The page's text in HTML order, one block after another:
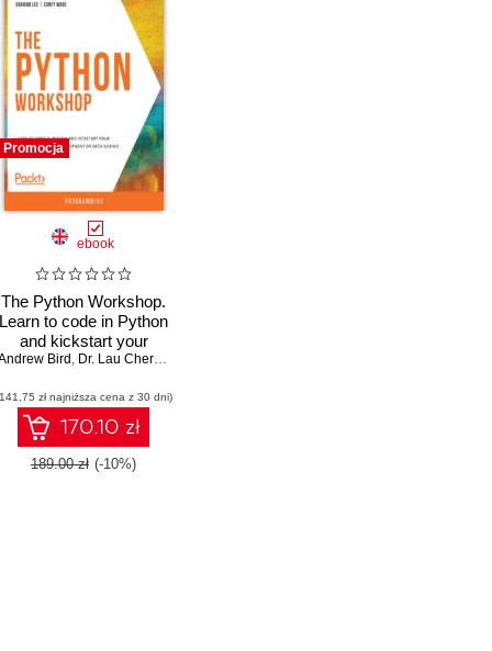
,Graham Lee
Bird,Bharath Chandra K S
Promocja
ebook
The Python Workshop.
Learn to code in Python
and kickstart your
career in software
science
Bird , Dr. Lau Cher Han
zł najniższa cena z 30 dni)
170.10 zł
189.00 zł (-10%)